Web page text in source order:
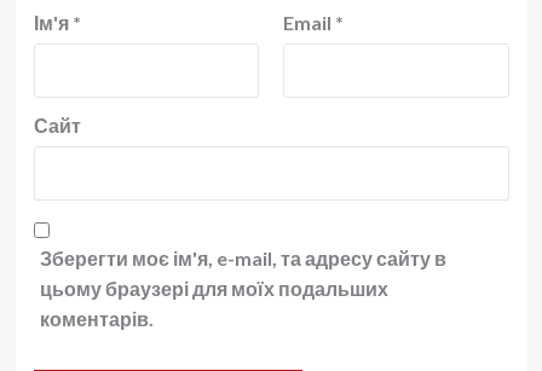
Ім'я * Email *
Сайт
Зберегти моє ім'я, e-mail, та адресу сайту в
цьому браузері для моїх подальших
коментарів.